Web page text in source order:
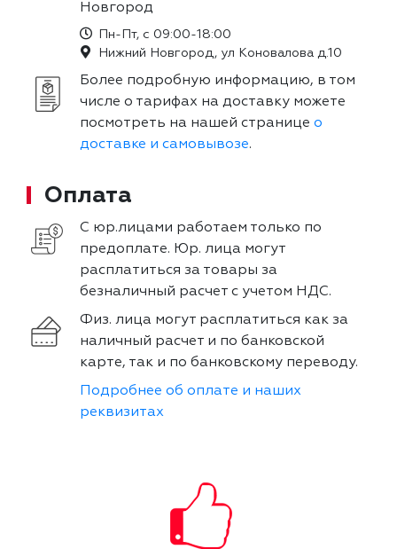
Новгород
Пн-Пт, с 09:00-18:00
Нижний Новгород, ул Коновалова д.10
Более подробную информацию, в том
числе о тарифах на доставку можете
посмотреть на нашей странице о
доставке и самовывозе.
Оплата
С юр.лицами работаем только по
предоплате. Юр. лица могут
расплатиться за товары за
безналичный расчет с учетом НДС.
Физ. лица могут расплатиться как за
наличный расчет и по банковской
карте, так и по банковскому переводу.
Подробнее об оплате и наших
реквизитах